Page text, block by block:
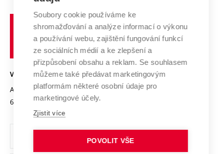
Systém zajišťování kvality výzkumu
Výzkumné infrastruktury
Transfer znalostí
Open Science
Projekty
Projekty ze strukturálních fondů
Specifický výzkum
Spolupráce se školami
Mezinárodní dohody
Univerzitní sítě
Profil univerzity
Udržitelná univerzita
Podnikavá univerzita / ContriBUTe
Bezpečná univerzita
Vyznamenání
Organizační struktura
Ochrana osobních údajů
učení
technické
Brně
VYSOKÉ UČENÍ TECHNICKÉ V BRNĚ
Antonínská 548/1
602 00 Brno
www.vut.cz
vut@vutbr.cz
Soubory cookie používáme ke
shromažďování a analýze informací o výkonu
a používání webu, zajištění fungování funkcí
ze sociálních médií a ke zlepšení a
přizpůsobení obsahu a reklam. Se souhlasem
můžeme také předávat marketingovým
platformám některé osobní údaje pro
marketingové účely.
Zjistit více
POVOLIT VŠE